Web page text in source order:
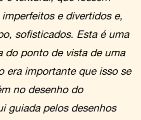
e divertidos e,
sofisticados. Esta é uma
do ponto de vista de uma
era importante que isso se
no desenho do
guiada pelos desenhos